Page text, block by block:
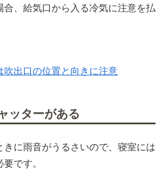
合、給気口から入る冷気に注意を払
吹出口の位置と向きに注意
ッターがある
きに雨音がうるさいので、寝室には
です。